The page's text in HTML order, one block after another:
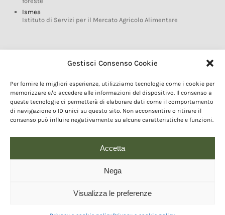
Gestisci Consenso Cookie
Per fornire le migliori esperienze, utilizziamo tecnologie come i cookie per
memorizzare e/o accedere alle informazioni del dispositivo. Il consenso a
queste tecnologie ci permetterà di elaborare dati come il comportamento
di navigazione o ID unici su questo sito. Non acconsentire o ritirare il
consenso può influire negativamente su alcune caratteristiche e funzioni.
Accetta
Nega
Visualizza le preferenze
Ismea
Istituto di Servizi per il Mercato Agricolo Alimentare
Glossario DOP IGP
Marchi DOP IGP
Normativa prodotti DOP IGP
Consorzi di Tutela
Farm To Fork e prodotti DOP IGP
comunicazione